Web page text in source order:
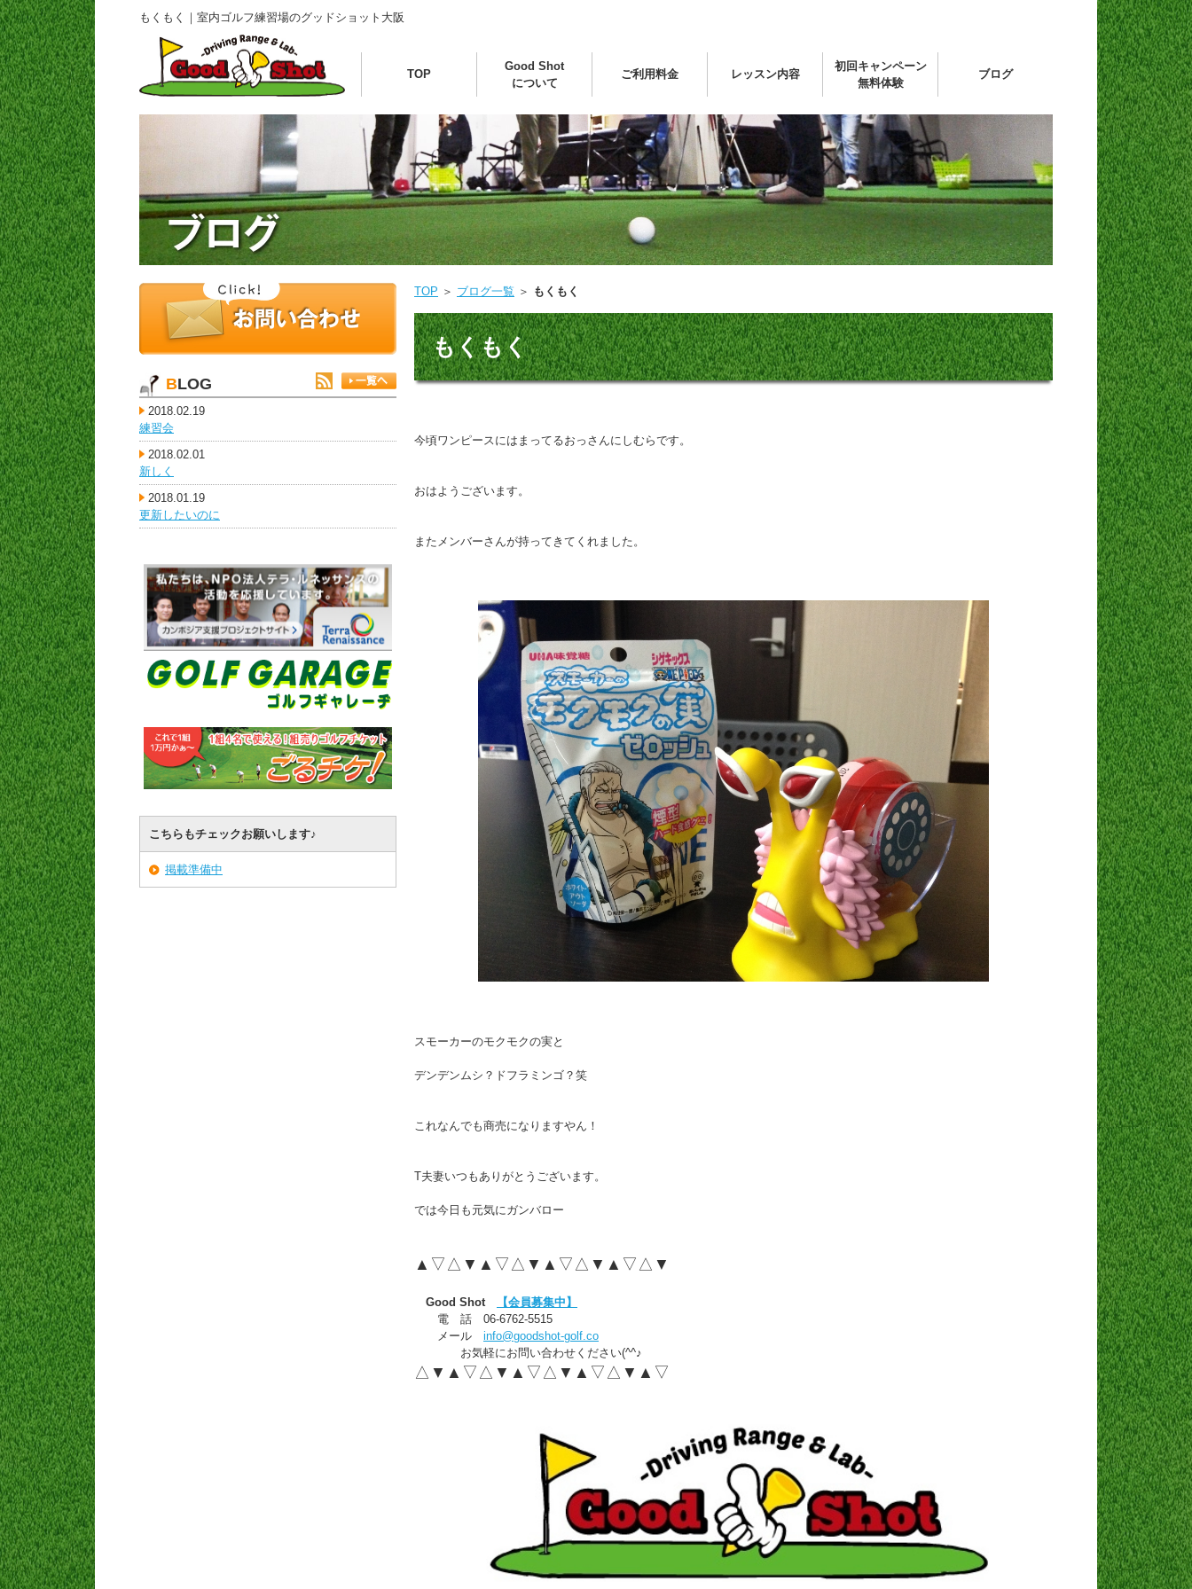
もくもく｜室内ゴルフ練習場のグッドショット大阪
TOP
Good Shot
について
ご利用料金 レッスン内容
初回キャンペーン
無料体験
ブログ
TOP ＞ ブログ一覧 ＞ もくもく
もくもく
今頃ワンピースにはまってるおっさんにしむらです。
おはようございます。
またメンバーさんが持ってきてくれました。
スモーカーのモクモクの実と
デンデンムシ？ドフラミンゴ？笑
これなんでも商売になりますやん！
T夫妻いつもありがとうございます。
では今日も元気にガンバロー
▲▽△▼▲▽△▼▲▽△▼▲▽△▼
Good Shot
【会員募集中】
電 話 06-6762-5515
メール info@goodshot-golf.co
お気軽にお問い合わせください(^^♪
△▼▲▽△▼▲▽△▼▲▽△▼▲▽
BLOG
2018.02.19
練習会
2018.02.01
新しく
2018.01.19
更新したいのに
こちらもチェックお願いします♪
掲載準備中